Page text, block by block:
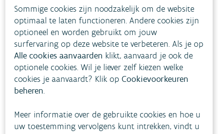
op zichzelf.
Bronnen in seriewaarbij minstens drie
bronnen op minder dan 150 meter van elkaar
voorkomen, op dezelfde hoogte of
trapsgewijs.
Bronzonesis een beperkt gebied met vele
bronnen dicht bij elkaar.
Een
vernatting in het landschap of
kwelontstaat waar grondwater verticaal
Sommige cookies zijn noodzakelijk om de website
optimaal te laten functioneren. Andere cookies zijn
optioneel en worden gebruikt om jouw
surfervaring op deze website te verbeteren. Als je op
Alle cookies aanvaarden klikt, aanvaard je ook de
optionele cookies. Wil je liever zelf kiezen welke
cookies je aanvaardt? Klik opCookievoorkeuren
beheren.
Meer informatie over de gebruikte cookies en hoe u
uw toestemming vervolgens kunt intrekken, vindt u